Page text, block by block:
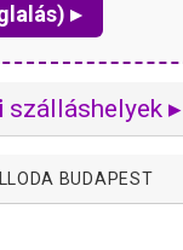
▸
szálláshelyek ▸
BUDAPEST